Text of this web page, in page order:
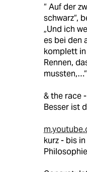
“ Auf der
schwarz“,
„Und ich
es bei den
komplett
Rennen,
& the race
Besser ist
kurz - bis